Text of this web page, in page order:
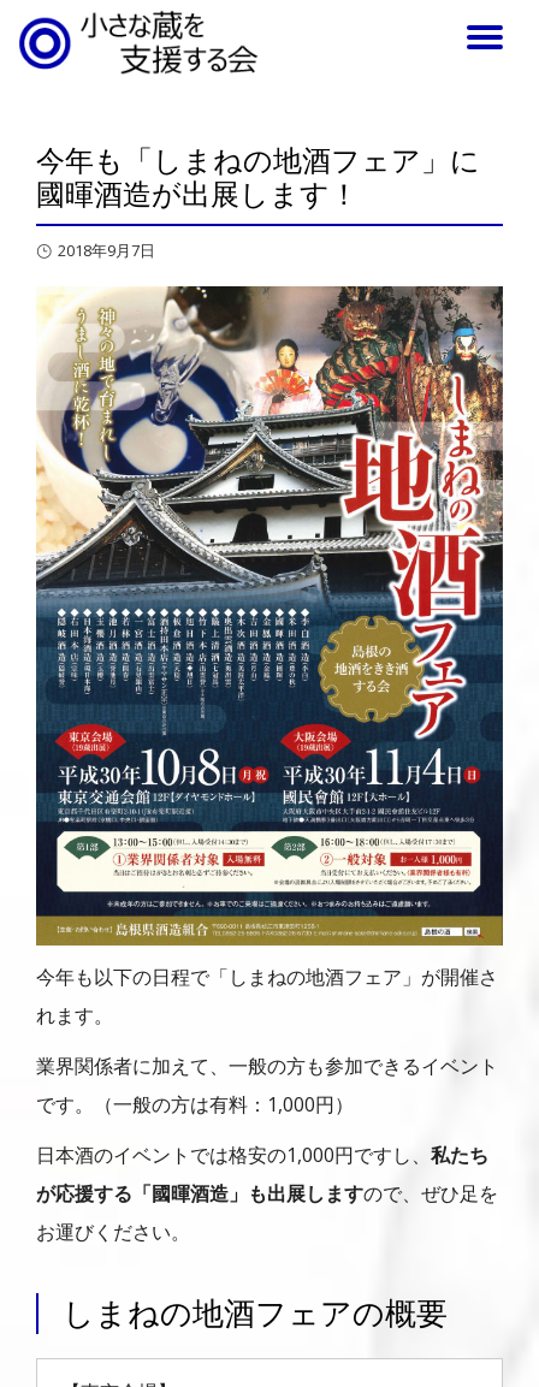
今年も「しまねの地酒フェア」に
國暉酒造が出展します！
2018年9月7日
今年も以下の日程で「しまねの地酒フェア」が開催さ
れます。
業界関係者に加えて、一般の方も参加できるイベント
です。（一般の方は有料：1,000円）
日本酒のイベントでは格安の1,000円ですし、 私たち
が応援する「國暉酒造」も出展しますので、ぜひ足を
お運びください。
しまねの地酒フェアの概要